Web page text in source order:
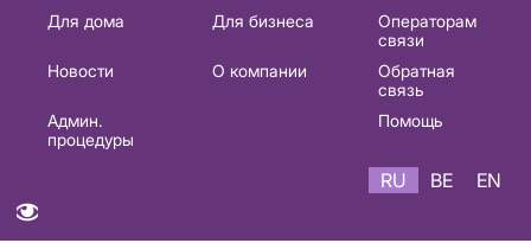
Основная
навигация
Для дома Для бизнеса
Операторам
связи
Новости
О компании
Обратная
связь
Админ.
процедуры
Помощь
RU BE EN